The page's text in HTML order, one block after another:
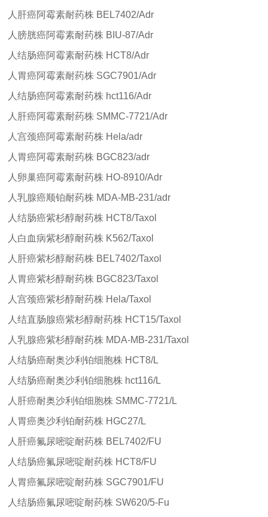
人肝癌阿霉素耐药株 BEL7402/Adr
人膀胱癌阿霉素耐药株 BIU-87/Adr
人结肠癌阿霉素耐药株 HCT8/Adr
人胃癌阿霉素耐药株 SGC7901/Adr
人结肠癌阿霉素耐药株 hct116/Adr
人肝癌阿霉素耐药株 SMMC-7721/Adr
人宫颈癌阿霉素耐药株 Hela/adr
人胃癌阿霉素耐药株 BGC823/adr
人卵巢癌阿霉素耐药株 HO-8910/Adr
人乳腺癌顺铂耐药株 MDA-MB-231/adr
人结肠癌紫杉醇耐药株 HCT8/Taxol
人白血病紫杉醇耐药株 K562/Taxol
人肝癌紫杉醇耐药株 BEL7402/Taxol
人胃癌紫杉醇耐药株 BGC823/Taxol
人宫颈癌紫杉醇耐药株 Hela/Taxol
人结直肠腺癌紫杉醇耐药株 HCT15/Taxol
人乳腺癌紫杉醇耐药株 MDA-MB-231/Taxol
人结肠癌耐奥沙利铂细胞株 HCT8/L
人结肠癌耐奥沙利铂细胞株 hct116/L
人肝癌耐奥沙利铂细胞株 SMMC-7721/L
人胃癌奥沙利铂耐药株 HGC27/L
人肝癌氟尿嘧啶耐药株 BEL7402/FU
人结肠癌氟尿嘧啶耐药株 HCT8/FU
人胃癌氟尿嘧啶耐药株 SGC7901/FU
人结肠癌氟尿嘧啶耐药株 SW620/5-Fu